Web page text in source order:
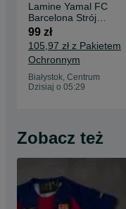
Lamine Yamal FC
Barcelona Strój
dziecięcy Komplet
Zestaw Duży Wybór
25/26
99 zł
105,97 zł z Pakietem
Ochronnym
Białystok, Centrum
Dzisiaj o 05:29
Zobacz też